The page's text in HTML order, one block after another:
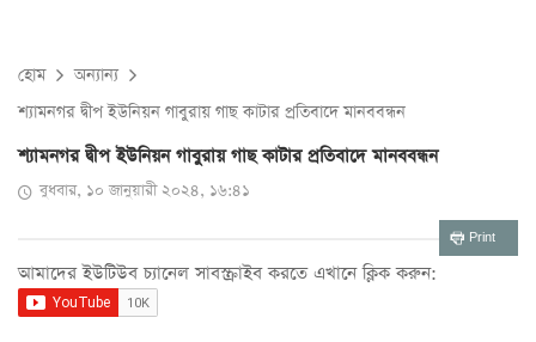
হোম
অন্যান্য
শ্যামনগর দ্বীপ ইউনিয়ন গাবুরায় গাছ কাটার প্রতিবাদে মানববন্ধন
শ্যামনগর দ্বীপ ইউনিয়ন গাবুরায় গাছ কাটার প্রতিবাদে মানববন্ধন
বুধবার, ১০ জানুয়ারী ২০২৪, ১৬:৪১
Print
আমাদের ইউটিউব চ্যানেল সাবস্ক্রাইব করতে এখানে ক্লিক করুন: